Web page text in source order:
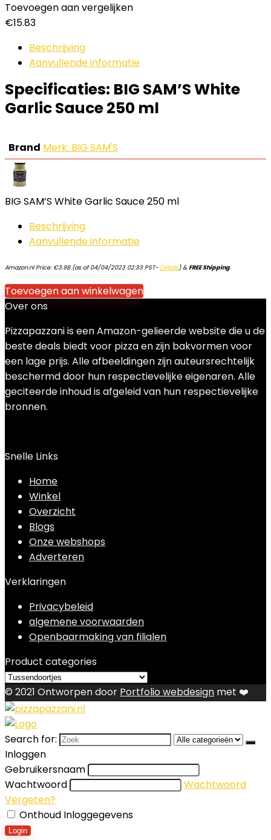
Toevoegen aan vergelijken
€15.83
Beschrijving
Aanvullende informatie
Specificaties: BIG SAM’S White
Garlic Sauce 250 ml
Brand Merk: BIG SAM'S
BIG SAM’S White Garlic Sauce 250 ml
Beschrijving
Aanvullende informatie
Amazon.nl Price: €3.98(as of 04/04/2023 02:33 PST-Details)&FREE Shipping.
Toevoegen aan winkelwagen
Over ons
Pizzapazzani is een Amazon-gelieerde website die u de
beste deals biedt voor pizza en zijn bakvormen voor
een lage prijs. Alle afbeeldingen zijn auteursrechtelijk
beschermd door hun respectievelijke eigenaren. Alle
geciteerde inhoud is afgeleid van hun respectievelijke
bronnen.
Snelle Links
Home
Winkel
Overzicht
Blogs
Onze webshops
Adverteren
Verklaringen
Privacybeleid
algemene voorwaarden
Openbaarmaking van filialen
Product categories
© 2021 Ontworpen door Portfolio webdesign met ❤️
Search for:
Inloggen
Gebruikersnaam
Wachtwoord
Wachtwoord
Vergeten?
Onthoud Inloggegevens
Login